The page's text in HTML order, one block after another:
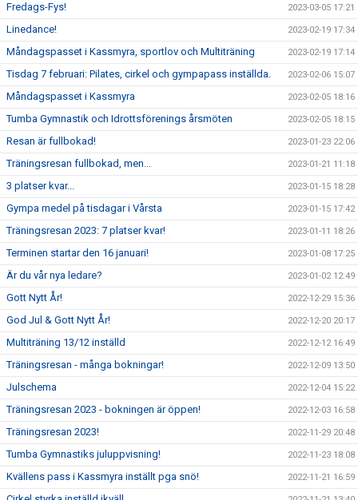
Fredags-Fys! 2023-03-05 17:21
Linedance! 2023-02-19 17:34
Måndagspasset i Kassmyra, sportlov och Multiträning 2023-02-19 17:14
Tisdag 7 februari: Pilates, cirkel och gympapass inställda. 2023-02-06 15:07
Måndagspasset i Kassmyra 2023-02-05 18:16
Tumba Gymnastik och Idrottsförenings årsmöten 2023-02-05 18:15
Resan är fullbokad! 2023-01-23 22:06
Träningsresan fullbokad, men... 2023-01-21 11:18
3 platser kvar... 2023-01-15 18:28
Gympa medel på tisdagar i Vårsta 2023-01-15 17:42
Träningsresan 2023: 7 platser kvar! 2023-01-11 18:26
Terminen startar den 16 januari! 2023-01-08 17:25
Är du vår nya ledare? 2023-01-02 12:49
Gott Nytt År! 2022-12-29 15:36
God Jul & Gott Nytt År! 2022-12-20 20:17
Multiträning 13/12 inställd 2022-12-12 16:49
Träningsresan - många bokningar! 2022-12-09 13:50
Julschema 2022-12-04 15:22
Träningsresan 2023 - bokningen är öppen! 2022-12-03 16:58
Träningsresan 2023! 2022-11-29 20:48
Tumba Gymnastiks juluppvisning! 2022-11-23 18:08
Kvällens pass i Kassmyra inställt pga snö! 2022-11-21 16:59